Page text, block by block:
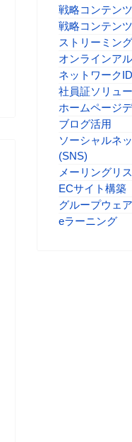
戦略コンテンツ
戦略コンテン
ストリーミン
オンラインア
ネットワーク
社員証ソリュ
ホームページ
ブログ活用
ソーシャルネ
(SNS)
メーリングリ
ECサイト構築
グループウェア
eラーニング